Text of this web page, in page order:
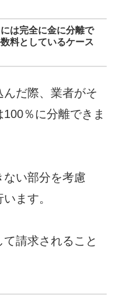
は完全に金に分離で
料としているケース
だ際、業者がそ
％に分離できま
い部分を考慮
ます。
請求されること